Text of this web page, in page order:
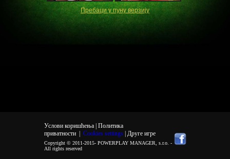
Пребаци у пуну верзију
Услови коришћења | Политика
приватности| Cookies settings | Друге игре
Copyright © 2011-2015- POWERPLAY MANAGER, s.r.o. -
All rights reserved